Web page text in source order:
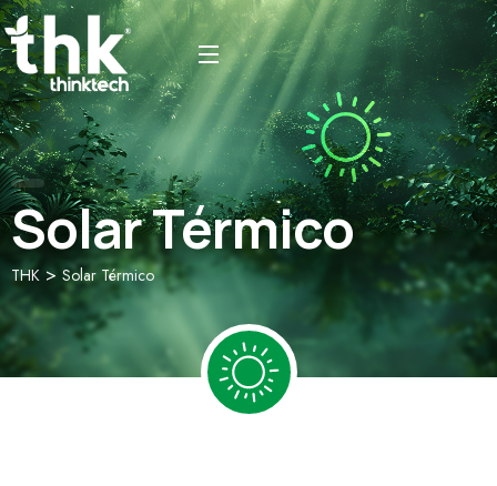
Solar Térmico
THK > Solar Térmico